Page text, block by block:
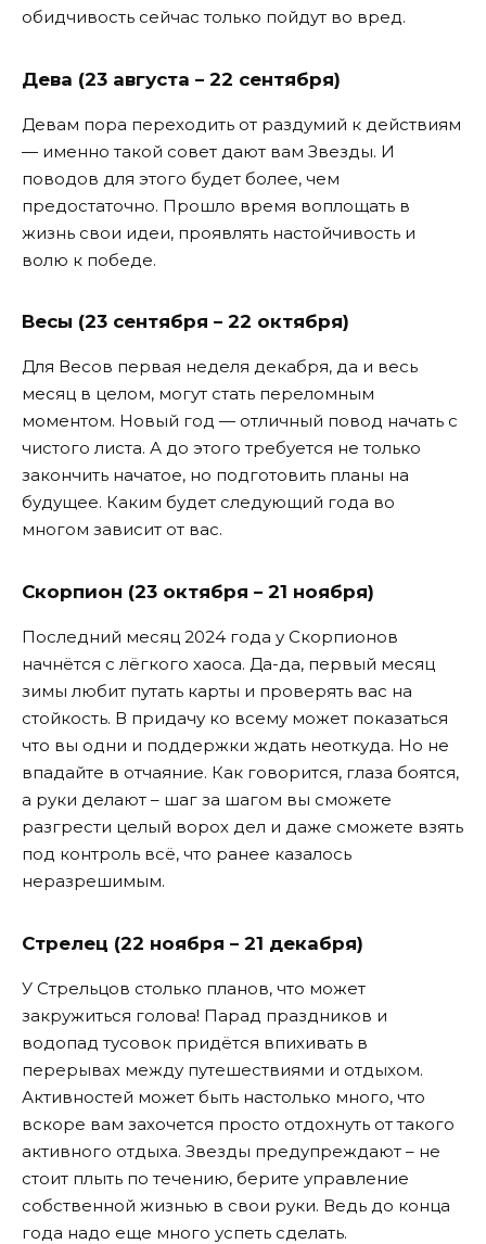
обидчивость сейчас только пойдут во вред.
Дева (23 августа – 22 сентября)
Девам пора переходить от раздумий к действиям
— именно такой совет дают вам Звезды. И
поводов для этого будет более, чем
предостаточно. Прошло время воплощать в
жизнь свои идеи, проявлять настойчивость и
волю к победе.
Весы (23 сентября – 22 октября)
Для Весов первая неделя декабря, да и весь
месяц в целом, могут стать переломным
моментом. Новый год — отличный повод начать с
чистого листа. А до этого требуется не только
закончить начатое, но подготовить планы на
будущее. Каким будет следующий года во
многом зависит от вас.
Скорпион (23 октября – 21 ноября)
Последний месяц 2024 года у Скорпионов
начнётся с лёгкого хаоса. Да-да, первый месяц
зимы любит путать карты и проверять вас на
стойкость. В придачу ко всему может показаться
что вы одни и поддержки ждать неоткуда. Но не
впадайте в отчаяние. Как говорится, глаза боятся,
а руки делают – шаг за шагом вы сможете
разгрести целый ворох дел и даже сможете взять
под контроль всё, что ранее казалось
неразрешимым.
Стрелец (22 ноября – 21 декабря)
У Стрельцов столько планов, что может
закружиться голова! Парад праздников и
водопад тусовок придётся впихивать в
перерывах между путешествиями и отдыхом.
Активностей может быть настолько много, что
вскоре вам захочется просто отдохнуть от такого
активного отдыха. Звезды предупреждают – не
стоит плыть по течению, берите управление
собственной жизнью в свои руки. Ведь до конца
года надо еще много успеть сделать.